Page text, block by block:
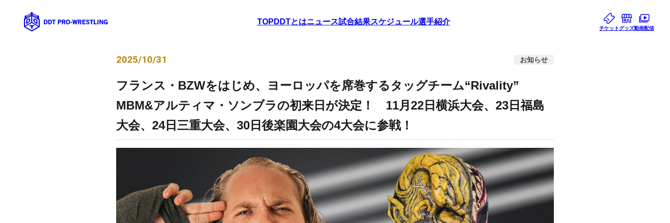
TOP DDTとはニュース試合結果スケジュール選手紹介
チケット グッズ動画配信
2025/10/31 お知らせ
フランス・BZWをはじめ、ヨーロッパを席巻するタッグチーム“Rivality”
MBM&アルティマ・ソンブラの初来日が決定！ 11月22日横浜大会、23日福島
大会、24日三重大会、30日後楽園大会の4大会に参戦！